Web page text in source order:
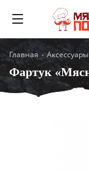
Главная -
Фартук